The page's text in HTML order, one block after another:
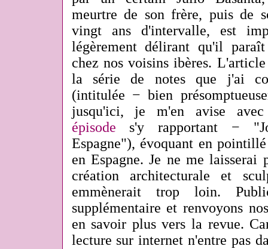
meurtre de son frère, puis de
vingt ans d'intervalle, est
légèrement délirant qu'il
chez nos voisins ibères.
la série de notes que j'ai
(intitulée − bien
jusqu'ici, je m'en avise
épisode s'y rapportant −
Espagne"), évoquant en
en Espagne. Je ne me laisserai
création architecturale et
emmènerait trop loin.
supplémentaire et renvoyons
en savoir plus vers la revue.
lecture sur internet n'entre pas